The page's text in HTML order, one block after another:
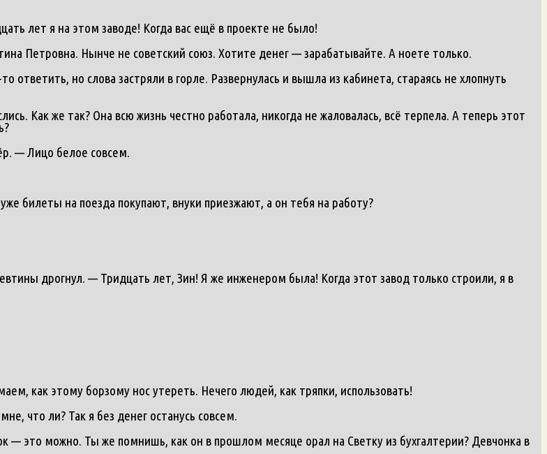
лет я на этом заводе! Когда вас ещё в проекте не было!
Петровна. Нынче не советский союз. Хотите денег — зарабатывайте. А ноете только.
но слова застряли в горле. Развернулась и вышла из кабинета, стараясь не хлопнуть
Как же так? Она всю жизнь честно работала, никогда не жаловалась, всё терпела. А теперь этот
— Лицо белое совсем.
билеты на поезда покупают, внуки приезжают, а он тебя на работу?
дрогнул. — Тридцать лет, Зин! Я же инженером была! Когда этот завод только строили, я в
как этому борзому нос утереть. Нечего людей, как тряпки, использовать!
что ли? Так я без денег останусь совсем.
это можно. Ты же помнишь, как он в прошлом месяце орал на Светку из бухгалтерии? Девчонка в